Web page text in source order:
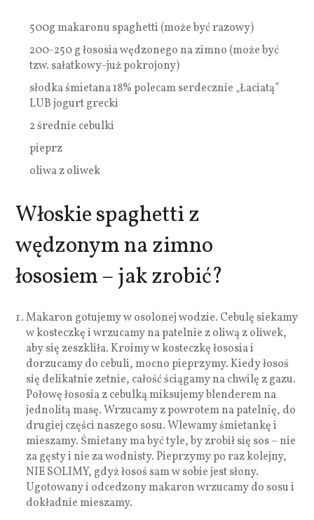
500g makaronu spaghetti (może być razowy)
200-250 g łososia wędzonego na zimno (może być
tzw. sałatkowy-już pokrojony)
słodka śmietana 18% polecam serdecznie „Łaciatą”
LUB jogurt grecki
2 średnie cebulki
pieprz
oliwa z oliwek
Włoskie spaghetti z
wędzonym na zimno
łososiem – jak zrobić?
Makaron gotujemy w osolonej wodzie. Cebulę siekamy
w kosteczkę i wrzucamy na patelnie z oliwą z oliwek,
aby się zeszkliła. Kroimy w kosteczkę łososia i
dorzucamy do cebuli, mocno pieprzymy. Kiedy łosoś
się delikatnie zetnie, całość ściągamy na chwilę z gazu.
Połowę łososia z cebulką miksujemy blenderem na
jednolitą masę. Wrzucamy z powrotem na patelnię, do
drugiej części naszego sosu. Wlewamy śmietankę i
mieszamy. Śmietany ma być tyle, by zrobił się sos – nie
za gęsty i nie za wodnisty. Pieprzymy po raz kolejny,
NIE SOLIMY, gdyż łosoś sam w sobie jest słony.
Ugotowany i odcedzony makaron wrzucamy do sosu i
dokładnie mieszamy.